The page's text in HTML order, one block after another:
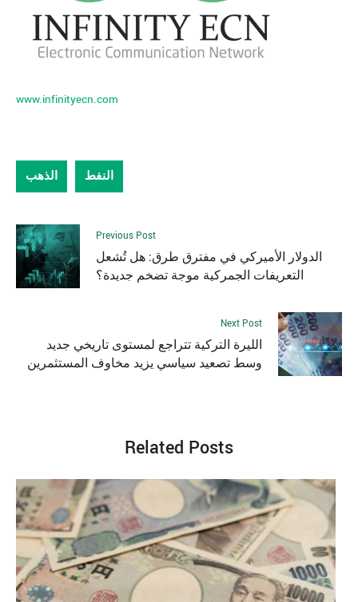
www.infinityecn.com
الذهب النفط
Previous Post
الدولار الأميركي في مفترق طرق: هل تُشعل
التعريفات الجمركية موجة تضخم جديدة؟
Next Post
الليرة التركية تتراجع لمستوى تاريخي جديد
وسط تصعيد سياسي يزيد مخاوف المستثمرين
Related Posts